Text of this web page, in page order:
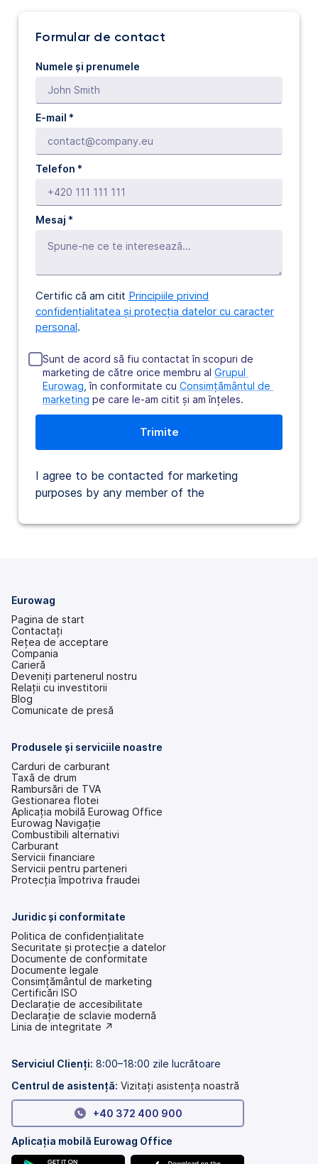
Formular de contact
Numele și prenumele
E-mail *
Telefon *
Mesaj *
Certific că am citit Principiile privind
confidențialitatea și protecția datelor cu caracter
personal.
Sunt de acord să fiu contactat în scopuri de
marketing de către orice membru al Grupul
Eurowag , în conformitate cu Consimțământul de
marketing pe care le-am citit și am înțeles.
I agree to be contacted for marketing
purposes by any member of the
Eurowag
Pagina de start
Contactați
Rețea de acceptare
Compania
Carieră
Deveniți partenerul nostru
Relații cu investitorii
(se
deschide
filă
Blog
Comunicate de presă
Produsele și serviciile noastre
Carduri de carburant
Taxă de drum
Rambursări de TVA
Gestionarea flotei
Aplicația mobilă Eurowag Office
Eurowag Navigație
Combustibili alternativi
Carburant
Servicii financiare
Servicii pentru parteneri
Protecția împotriva fraudei
Juridic și conformitate
Politica de confidențialitate
Securitate și protecție a datelor
Documente de conformitate
Documente legale
Consimțământul de marketing
Certificări ISO
Declarație de accesibilitate
(se
deschide
filă
Declarație de sclavie modernă
(se
o
nouă)
Linia de integritate ↗
Serviciul Clienți: 8:00–18:00 zile lucrătoare
Centrul de asistență: Vizitați asistența noastră
+40 372 400 900
Aplicația mobilă Eurowag Office